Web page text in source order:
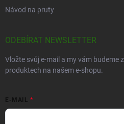
Návod na pruty
ODEBÍRAT NEWSLETTER
Vložte svůj e-mail a my vám budeme
produktech na našem e-shopu.
E-MAIL